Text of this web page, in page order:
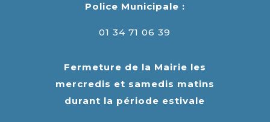
Police Municipale :
01 34 71 06 39
Fermeture de la Mairie les
mercredis et samedis matins
durant la période estivale